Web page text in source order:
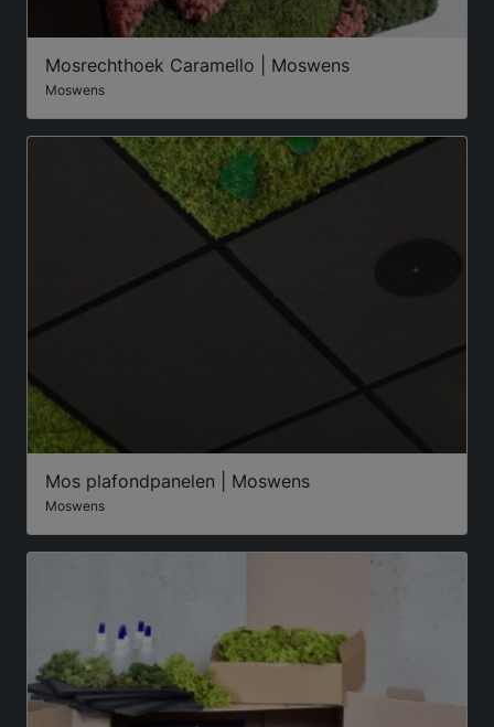
Mosrechthoek Caramello | Moswens
Moswens
Mos plafondpanelen | Moswens
Moswens